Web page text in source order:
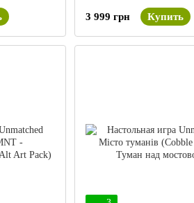
черепашки-нінджя
Adventures: TMNT)
3 999 грн Купить